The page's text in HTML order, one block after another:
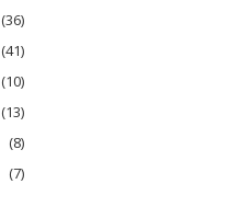
(36)
(41)
(10)
(13)
(8)
(7)